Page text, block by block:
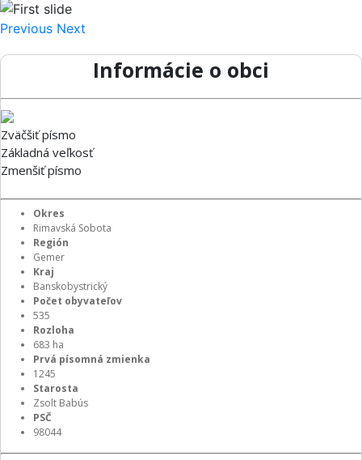
Previous Next
Informácie o obci
Zväčšiť písmo
Základná veľkosť
Zmenšiť písmo
Okres
Rimavská Sobota
Región
Gemer
Kraj
Banskobystrický
Počet obyvateľov
535
Rozloha
683 ha
Prvá písomná zmienka
1245
Starosta
Zsolt Babús
PSČ
98044